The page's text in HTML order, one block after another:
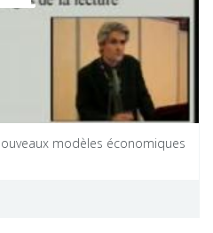
modèles économiques